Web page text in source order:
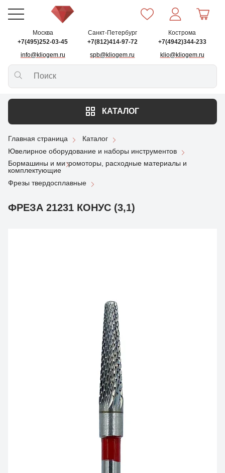
Москва
+7(495)252-03-45
info@kliogem.ru
Санкт-Петербург
+7(812)414-97-72
spb@kliogem.ru
Кострома
+7(4942)344-233
klio@kliogem.ru
КАТАЛОГ
Главная страница
Каталог
Ювелирное оборудование и наборы инструментов
Бормашины и микромоторы, расходные материалы и
комплектующие
Фрезы твердосплавные
ФРЕЗА 21231 КОНУС (3,1)